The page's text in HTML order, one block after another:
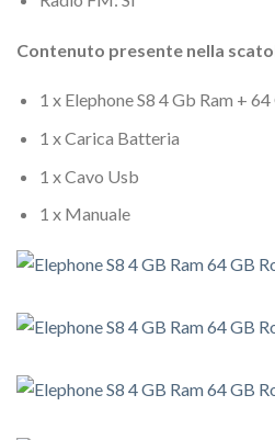
Contenuto presente nella
1 x Elephone S8 4 Gb Ram +
1 x Carica Batteria
1 x Cavo Usb
1 x Manuale